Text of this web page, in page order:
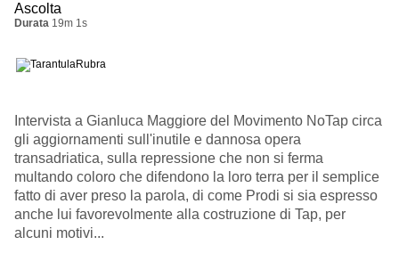
Ascolta
Durata 19m 1s
Intervista a Gianluca Maggiore del Movimento NoTap circa
gli aggiornamenti sull'inutile e dannosa opera
transadriatica, sulla repressione che non si ferma
multando coloro che difendono la loro terra per il semplice
fatto di aver preso la parola, di come Prodi si sia espresso
anche lui favorevolmente alla costruzione di Tap, per
alcuni motivi...